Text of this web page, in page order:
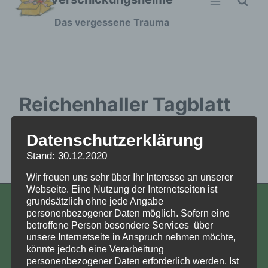
Zum
Das vergessene Trauma
Reichenhaller Tagblatt
vom 16.03.2022_1
Reichenhaller Tagblatt vom 16.03.2022_1
KONTAKT
Aufarbeitung und Erforschung
Kinderverschickung e.V.
Datenschutzerklärung
Stand: 30.12.2020
Wir freuen uns sehr über Ihr Interesse an unserer
Webseite. Eine Nutzung der Internetseiten ist
grundsätzlich ohne jede Angabe
personenbezogener Daten möglich. Sofern eine
betroffene Person besondere Services über
unsere Internetseite in Anspruch nehmen möchte,
könnte jedoch eine Verarbeitung
personenbezogener Daten erforderlich werden. Ist